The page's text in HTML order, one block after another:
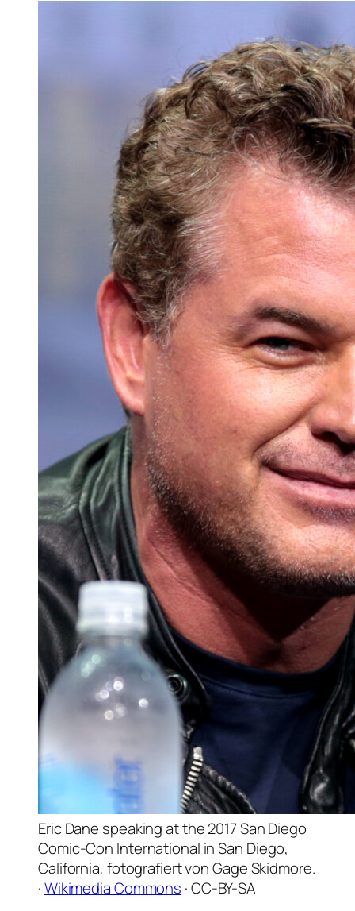
Eric Dane speaking at the 2017 San Diego
Comic-Con International in San Diego,
California, fotografiert von Gage Skidmore.
·Wikimedia Commons · CC-BY-SA